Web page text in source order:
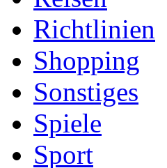
Richtlinien
Shopping
Sonstiges
Spiele
Sport